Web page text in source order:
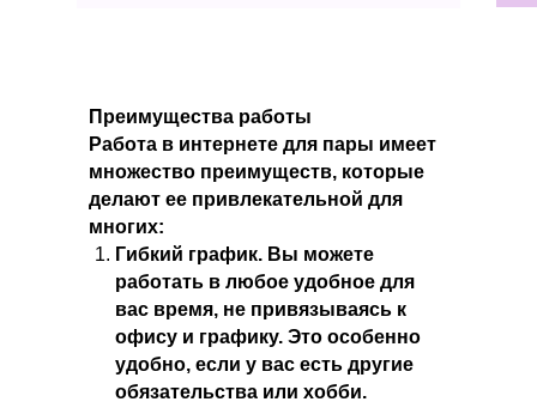
Преимущества работы
Работа в интернете для пары имеет
множество преимуществ, которые
делают ее привлекательной для
многих:
Гибкий график. Вы можете
работать в любое удобное для
вас время, не привязываясь к
офису и графику. Это особенно
удобно, если у вас есть другие
обязательства или хобби.